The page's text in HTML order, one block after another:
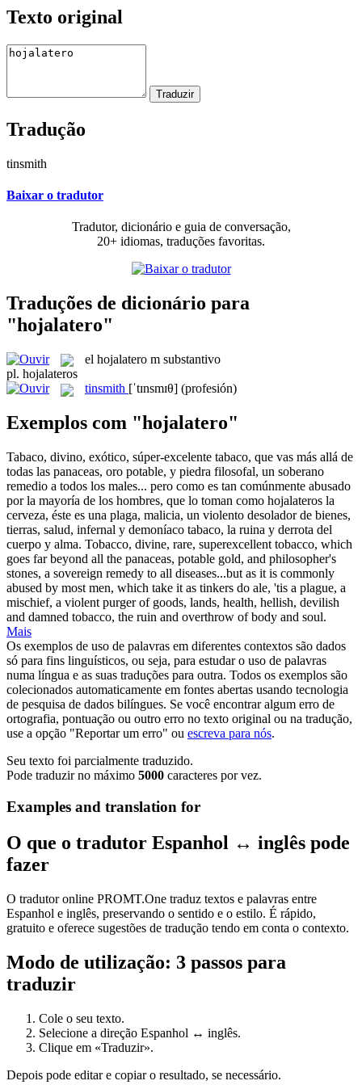
Texto original
Tradução
tinsmith
Baixar o tradutor
Tradutor, dicionário e guia de conversação,
20+ idiomas, traduções favoritas.
Traduções de dicionário para
"hojalatero"
el hojalatero m substantivo
pl. hojalateros
tinsmith [ˈtɪnsmɪθ] (profesión)
Exemplos com "hojalatero"
Tabaco, divino, exótico, súper-excelente tabaco, que vas más allá de
todas las panaceas, oro potable, y piedra filosofal, un soberano
remedio a todos los males... pero como es tan comúnmente abusado
por la mayoría de los hombres, que lo toman como hojalateros la
cerveza, éste es una plaga, malicia, un violento desolador de bienes,
tierras, salud, infernal y demoníaco tabaco, la ruina y derrota del
cuerpo y alma. Tobacco, divine, rare, superexcellent tobacco, which
goes far beyond all the panaceas, potable gold, and philosopher's
stones, a sovereign remedy to all diseases...but as it is commonly
abused by most men, which take it as tinkers do ale, 'tis a plague, a
mischief, a violent purger of goods, lands, health, hellish, devilish
and damned tobacco, the ruin and overthrow of body and soul.
Mais
Os exemplos de uso de palavras em diferentes contextos são dados
só para fins linguísticos, ou seja, para estudar o uso de palavras
numa língua e as suas traduções para outra. Todos os exemplos são
colecionados automaticamente em fontes abertas usando tecnologia
de pesquisa de dados bilíngues. Se você encontrar algum erro de
ortografia, pontuação ou outro erro no texto original ou na tradução,
use a opção "Reportar um erro" ou escreva para nós.
Seu texto foi parcialmente traduzido.
Pode traduzir no máximo 5000 caracteres por vez.
Examples and translation for
O que o tradutor Espanhol ↔ inglês pode
fazer
O tradutor online PROMT.One traduz textos e palavras entre
Espanhol e inglês, preservando o sentido e o estilo. É rápido,
gratuito e oferece sugestões de tradução tendo em conta o contexto.
Modo de utilização: 3 passos para
traduzir
Cole o seu texto.
Selecione a direção Espanhol ↔ inglês.
Clique em «Traduzir».
Depois pode editar e copiar o resultado, se necessário.